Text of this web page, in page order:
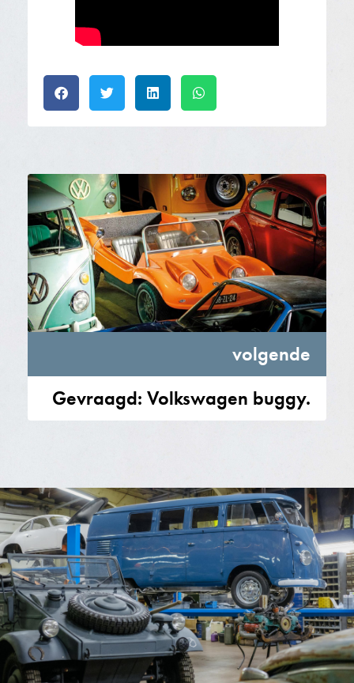
volgende
Gevraagd: Volkswagen buggy.